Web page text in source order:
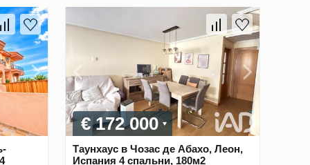
€ 172 000
Таунхаус в Чозас де Абахо, Леон,
Испания 4 спальни, 180м2